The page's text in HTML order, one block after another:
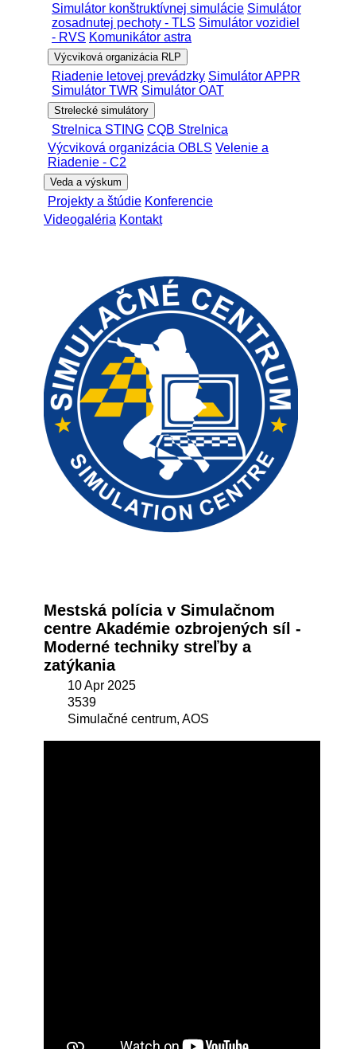
Simulátor konštruktívnej simulácie Simulátor
zosadnutej pechoty - TLS Simulátor vozidiel
- RVS Komunikátor astra
Výcviková organizácia RLP
Riadenie letovej prevádzky Simulátor APPR
Simulátor TWR Simulátor OAT
Strelecké simulátory
Strelnica STING CQB Strelnica
Výcviková organizácia OBLS Velenie a
Riadenie - C2
Veda a výskum
Projekty a štúdie Konferencie
Videogaléria Kontakt
Mestská polícia v Simulačnom
centre Akadémie ozbrojených síl -
Moderné techniky streľby a
zatýkania
10 Apr 2025
3539
Simulačné centrum, AOS